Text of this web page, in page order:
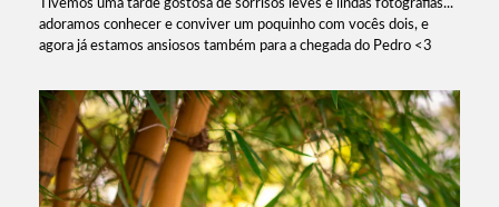
Tivemos uma tarde gostosa de sorrisos leves e lindas fotografias...
adoramos conhecer e conviver um poquinho com vocês dois, e
agora já estamos ansiosos também para a chegada do Pedro <3